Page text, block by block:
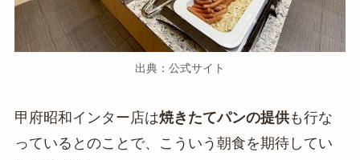
出典：公式サイト
甲府昭和インター店は焼きたてパンの提供も行な
っているとのことで、こういう朝食を期待してい